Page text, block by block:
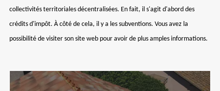
collectivités territoriales décentralisées. En fait, il s'agit d'abord des
crédits d'impôt. À côté de cela, il y a les subventions. Vous avez la
possibilité de visiter son site web pour avoir de plus amples informations.